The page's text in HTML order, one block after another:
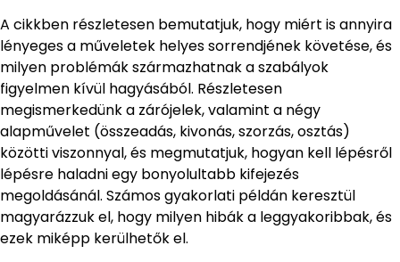
A cikkben részletesen bemutatjuk, hogy miért is annyira
lényeges a műveletek helyes sorrendjének követése, és
milyen problémák származhatnak a szabályok
figyelmen kívül hagyásából. Részletesen
megismerkedünk a zárójelek, valamint a négy
alapművelet (összeadás, kivonás, szorzás, osztás)
közötti viszonnyal, és megmutatjuk, hogyan kell lépésről
lépésre haladni egy bonyolultabb kifejezés
megoldásánál. Számos gyakorlati példán keresztül
magyarázzuk el, hogy milyen hibák a leggyakoribbak, és
ezek miképp kerülhetők el.